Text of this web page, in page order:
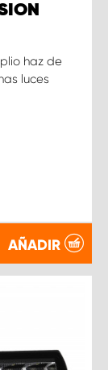
haz de
luces
AÑADIR